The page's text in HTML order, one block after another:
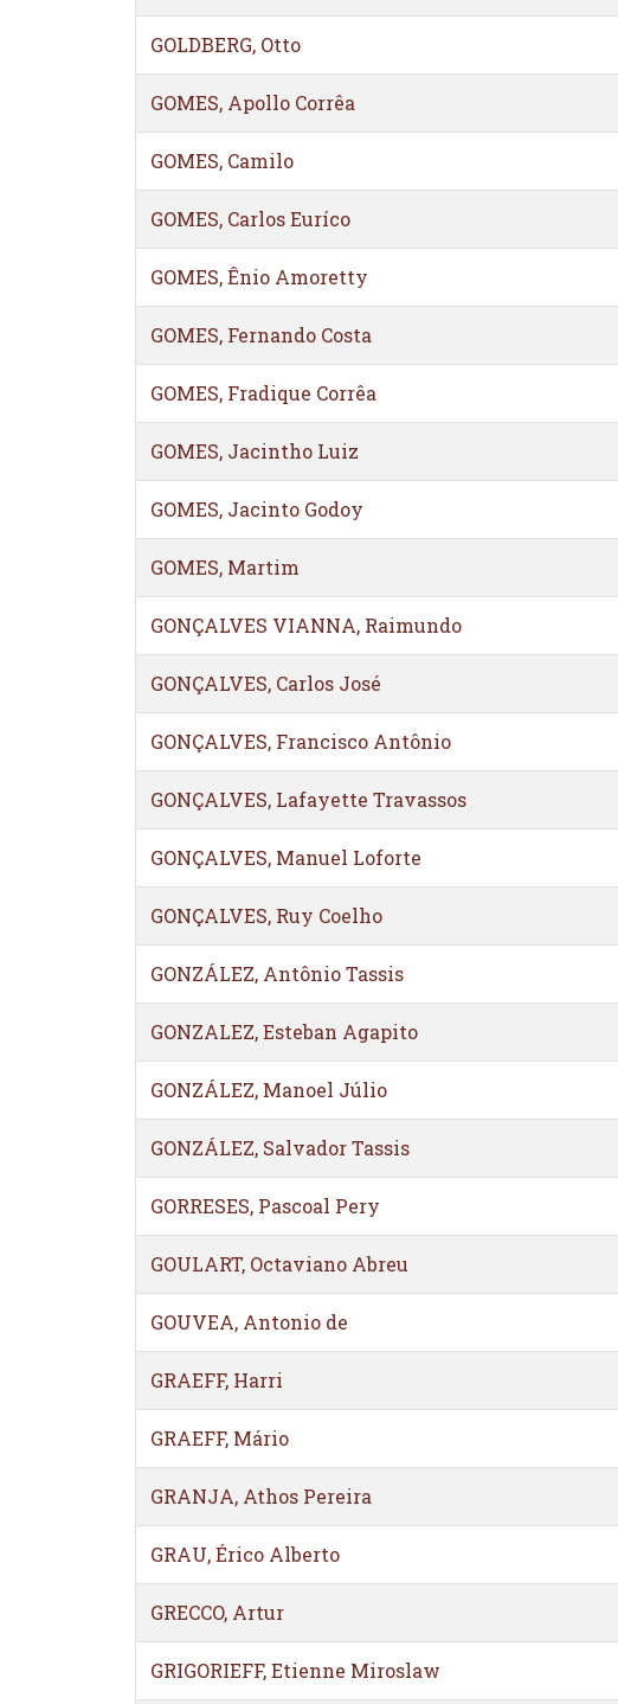
GOLDBERG, Otto
GOMES, Apollo Corrêa
GOMES, Camilo
GOMES, Carlos Euríco
GOMES, Ênio Amoretty
GOMES, Fernando Costa
GOMES, Fradique Corrêa
GOMES, Jacintho Luiz
GOMES, Jacinto Godoy
GOMES, Martim
GONÇALVES VIANNA, Raimundo
GONÇALVES, Carlos José
GONÇALVES, Francisco Antônio
GONÇALVES, Lafayette Travassos
GONÇALVES, Manuel Loforte
GONÇALVES, Ruy Coelho
GONZÁLEZ, Antônio Tassis
GONZALEZ, Esteban Agapito
GONZÁLEZ, Manoel Júlio
GONZÁLEZ, Salvador Tassis
GORRESES, Pascoal Pery
GOULART, Octaviano Abreu
GOUVEA, Antonio de
GRAEFF, Harri
GRAEFF, Mário
GRANJA, Athos Pereira
GRAU, Érico Alberto
GRECCO, Artur
GRIGORIEFF, Etienne Miroslaw